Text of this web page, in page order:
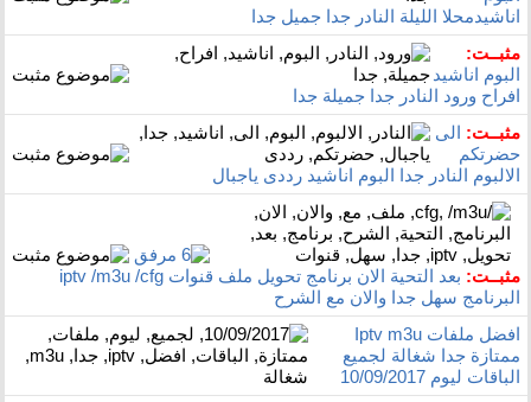
اناشيدمحلا الليلة النادر جدا جميل جدا
مثبــت:
البوم اناشيد
افراح ورود النادر جدا جميلة جدا
مثبــت: الى
حضرتكم
الالبوم النادر جدا البوم اناشيد رددى ياجبال
مثبــت:
بعد التحية الان برنامج تحويل ملف قنوات iptv /m3u /cfg
البرنامج سهل جدا والان مع الشرح
افضل ملفات Iptv m3u
ممتازة جدا شغالة لجميع
الباقات ليوم 10/09/2017